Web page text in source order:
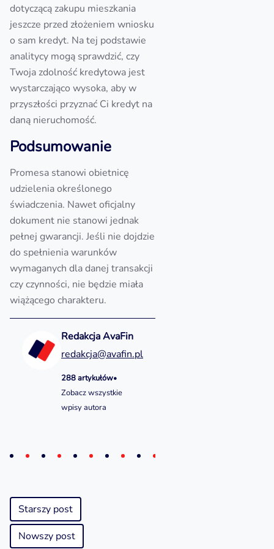
dotyczącą zakupu mieszkania
jeszcze przed złożeniem wniosku
o sam kredyt. Na tej podstawie
analitycy mogą sprawdzić, czy
Twoja zdolność kredytowa jest
wystarczająco wysoka, aby w
przyszłości przyznać Ci kredyt na
daną nieruchomość.
Podsumowanie
Promesa stanowi obietnicę
udzielenia określonego
świadczenia. Nawet oficjalny
dokument nie stanowi jednak
pełnej gwarancji. Jeśli nie dojdzie
do spełnienia warunków
wymaganych dla danej transakcji
czy czynności, nie będzie miała
wiążącego charakteru.
Redakcja AvaFin
redakcja@avafin.pl
288 artykułów•
Zobacz wszystkie
wpisy autora
Starszy post
Nowszy post